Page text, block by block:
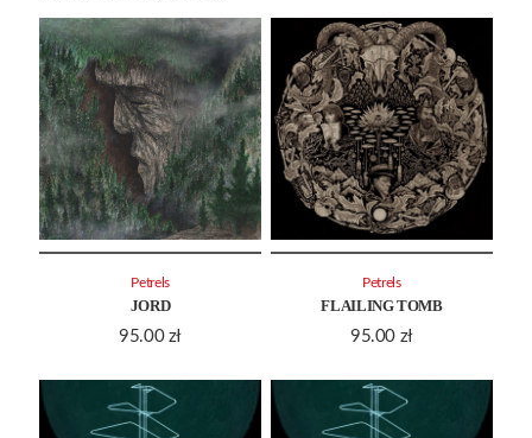
JORD
95.00 zł
Petrels
FLAILING TOMB
95.00 zł
Petrels